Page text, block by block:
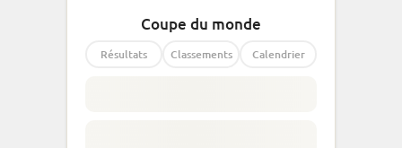
Coupe du monde
Résultats Classements Calendrier